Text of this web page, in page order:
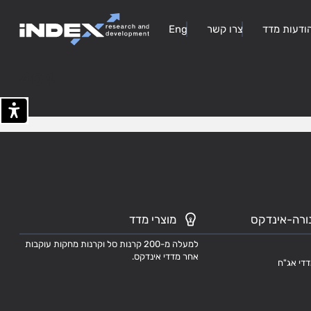
מדד צרו קשר Eng
אינדקס
אג"ח
מוצרי מדד
למעלה מ-200 קרנות סל וקרנות מחקות עוקבות
אחר מדדי אינדקס.